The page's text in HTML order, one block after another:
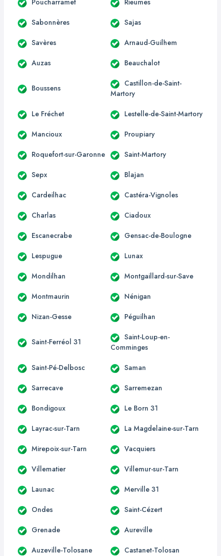
Sabonnères Sajas
Savères Arnaud-Guilhem
Auzas Beauchalot
Boussens
Castillon-de-Saint-
Martory
Le Fréchet Lestelle-de-Saint-Martory
Mancioux Proupiary
Roquefort-sur-Garonne Saint-Martory
Sepx Blajan
Cardeilhac Castéra-Vignoles
Charlas Ciadoux
Escanecrabe Gensac-de-Boulogne
Lespugue Lunax
Mondilhan Montgaillard-sur-Save
Montmaurin Nénigan
Nizan-Gesse Péguilhan
Saint-Ferréol 31
Saint-Loup-en-
Comminges
Saint-Pé-Delbosc Saman
Sarrecave Sarremezan
Bondigoux Le Born 31
Layrac-sur-Tarn La Magdelaine-sur-Tarn
Mirepoix-sur-Tarn Vacquiers
Villematier Villemur-sur-Tarn
Launac Merville 31
Ondes Saint-Cézert
Grenade Aureville
Auzeville-Tolosane Castanet-Tolosan